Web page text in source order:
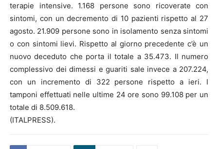
terapie intensive. 1.168 persone sono ricoverate con
sintomi, con un decremento di 10 pazienti rispetto al 27
agosto. 21.909 persone sono in isolamento senza sintomi
o con sintomi lievi. Rispetto al giorno precedente c’è un
nuovo deceduto che porta il totale a 35.473. Il numero
complessivo dei dimessi e guariti sale invece a 207.224,
con un incremento di 322 persone rispetto a ieri. I
tamponi effettuati nelle ultime 24 ore sono 99.108 per un
totale di 8.509.618.
(ITALPRESS).